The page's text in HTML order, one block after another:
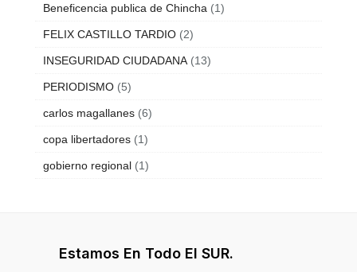
Beneficencia publica de Chincha (1)
FELIX CASTILLO TARDIO (2)
INSEGURIDAD CIUDADANA (13)
PERIODISMO (5)
carlos magallanes (6)
copa libertadores (1)
gobierno regional (1)
Estamos En Todo El SUR.